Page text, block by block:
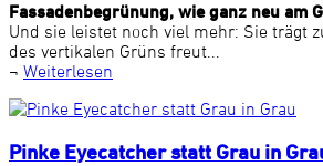
Fassadenbegrünung, wie ganz neu am
Und sie leistet noch viel mehr: Sie trägt
des vertikalen Grüns freut...
¬ Weiterlesen
Pinke Eyecatcher statt Grau in